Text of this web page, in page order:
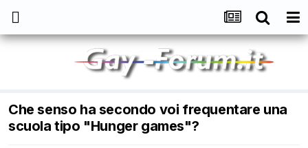
Che senso ha secondo voi frequentare una
scuola tipo "Hunger games"?